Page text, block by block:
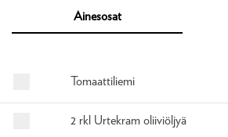
Ainesosat
Tomaattiliemi
2 rkl Urtekram oliiviöljyä